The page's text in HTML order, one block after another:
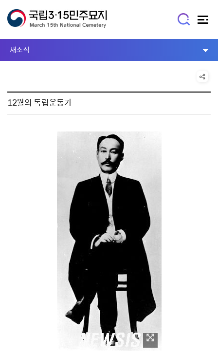
새소식
12월의 독립운동가